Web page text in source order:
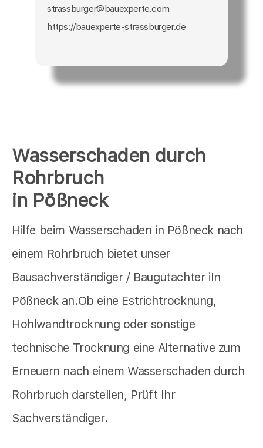
Wasserschaden durch
Rohrbruch
in Pößneck
Hilfe beim Wasserschaden in Pößneck nach
einem Rohrbruch bietet unser
Bausachverständiger / Baugutachter iIn
Pößneck an.Ob eine Estrichtrocknung,
Hohlwandtrocknung oder sonstige
technische Trocknung eine Alternative zum
Erneuern nach einem Wasserschaden durch
Rohrbruch darstellen, Prüft Ihr
Sachverständiger.
strassburger@bauexperte.com
https://bauexperte-strassburger.de